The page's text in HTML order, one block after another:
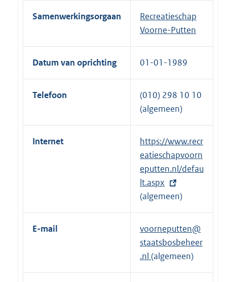
Samenwerkingsorgaan
Recreatieschap
Voorne-Putten
Datum van oprichting 01-01-1989
Telefoon
(010) 298 10 10
(algemeen)
Internet
E
x
t
e
r
n
https://www.recr
eatieschapvoorn
eputten.nl/defau
lt.aspx
(algemeen)
E-mail
voorneputten@
staatsbosbeheer
.nl (algemeen)